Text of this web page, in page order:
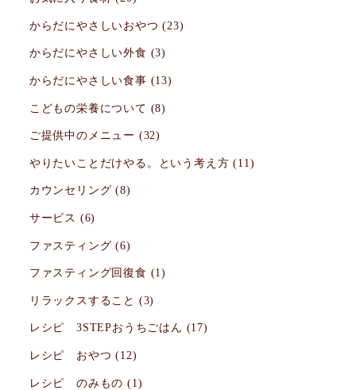
からだにやさしいおやつ (23)
からだにやさしい外食 (3)
からだにやさしい食事 (13)
こどもの栄養について (8)
ご提供中のメニュー (32)
やりたいことだけやる。という考え方 (11)
カウンセリング (8)
サービス (6)
ファスティング (6)
ファスティング回復食 (1)
リラックスすること (3)
レシピ 3STEPおうちごはん (17)
レシピ おやつ (12)
レシピ のみもの (1)